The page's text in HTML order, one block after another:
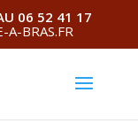
06 52 41 17
A-BRAS.FR